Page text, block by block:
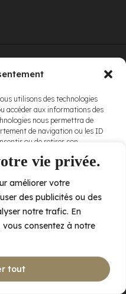
vie privée.
améliorer votre
des publicités ou des
notre trafic. En
consentez à notre
tout
utilisons des technologies
accéder aux informations des
nous permettra de
de navigation ou les ID
ou de retirer son
Boulogne, Laval QC H7N 0J7